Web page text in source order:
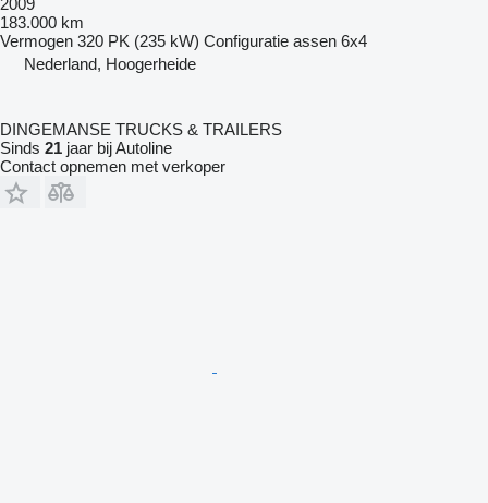
2009
183.000 km
Vermogen 320 PK (235 kW) Configuratie assen 6x4
Nederland, Hoogerheide
DINGEMANSE TRUCKS & TRAILERS
Sinds 21 jaar bij Autoline
Contact opnemen met verkoper